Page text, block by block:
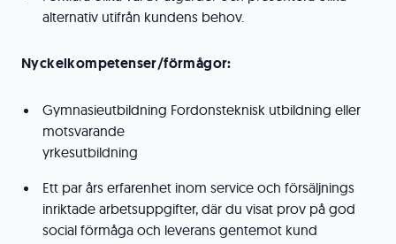
alternativ utifrån kundens behov.
Nyckelkompetenser/förmågor:
Gymnasieutbildning Fordonsteknisk utbildning eller
motsvarande
yrkesutbildning
Ett par års erfarenhet inom service och försäljnings
inriktade arbetsuppgifter, där du visat prov på god
social förmåga och leverans gentemot kund